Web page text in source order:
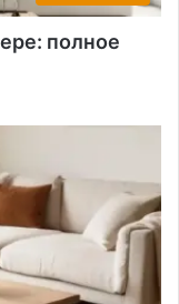
полное